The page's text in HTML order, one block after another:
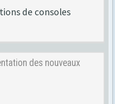
de consoles
des nouveaux